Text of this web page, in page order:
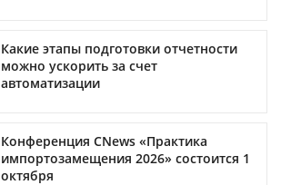
Какие этапы подготовки отчетности
можно ускорить за счет
автоматизации
Конференция CNews «Практика
импортозамещения 2026» состоится 1
октября